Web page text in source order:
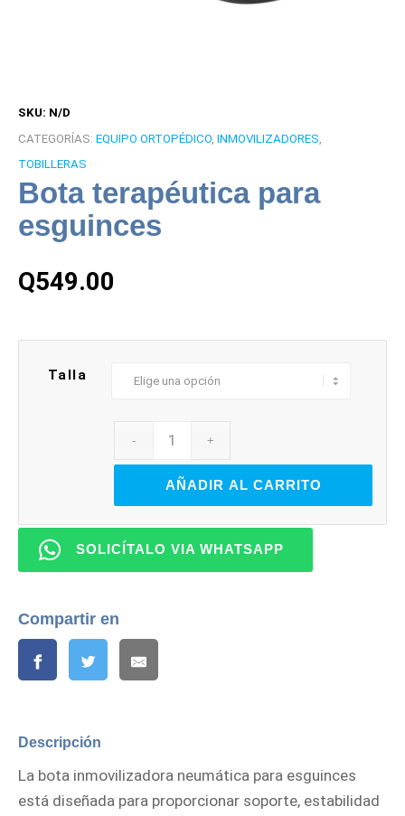
SKU: N/D
CATEGORÍAS: EQUIPO ORTOPÉDICO INMOVILIZADORES
TOBILLERAS
Bota terapéutica para
esguinces
Q549.00
Talla
AÑADIR AL CARRITO
SOLICÍTALO VIA WHATSAPP
Compartir en
Descripción
La bota inmovilizadora neumática para esguinces
está diseñada para proporcionar soporte, estabilidad